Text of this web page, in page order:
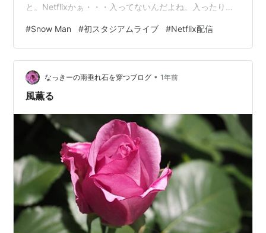
と。Netflixかぁ・・・入ってないんだよね。入ったり解
と思ってるので円盤発売まで我慢するかな。えっ？なる
よね、円盤。初スタジアムだもん。なるよね？ならなか
ったら泣くわ～(ノД`)・゜・。 ランキング参加中gooか
らきました
#Snow Man #初スタジアムライブ #Netflix配信
なっきーの雨垂れ石を穿つブログ • 1年前
風薫る